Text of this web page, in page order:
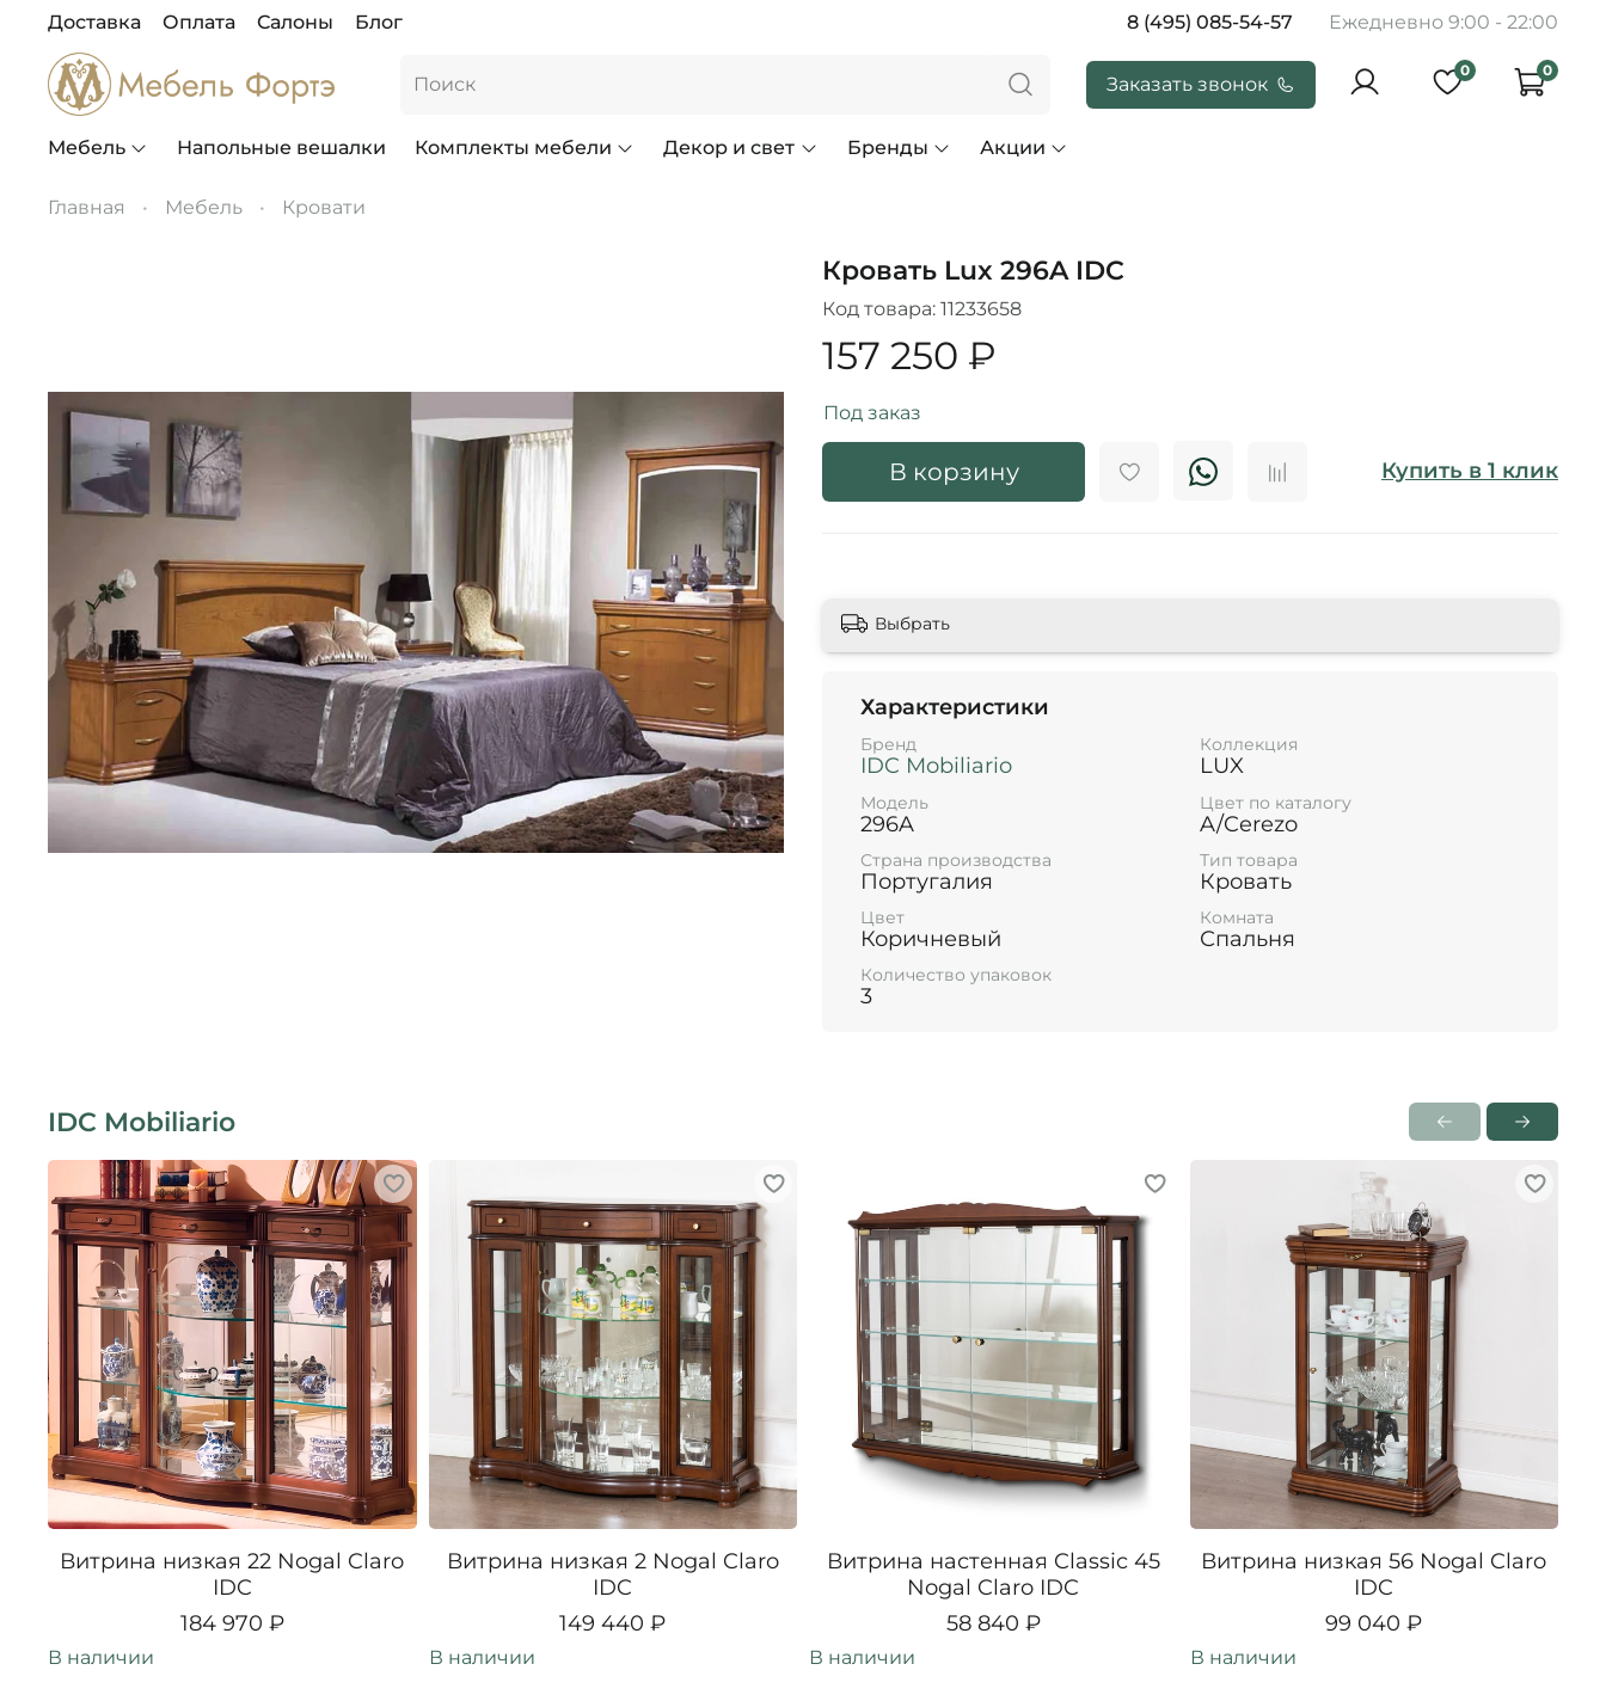
Доставка Оплата Салоны Блог 8 (495) 085-54-57 Ежедневно 9:00 - 22:00
Заказать звонок
0 0
Мебель Напольные вешалки Комплекты мебели Декор и свет Бренды Акции
Главная Мебель Кровати
Кровать Lux 296A IDC
Код товара: 11233658
157 250 ₽
В корзину Купить в 1 клик
Под заказ
Выбрать
Характеристики
Бренд
IDC Mobiliario
Коллекция
LUX
Модель
296A
Цвет по каталогу
A/Cerezo
Страна производства
Португалия
Тип товара
Кровать
Цвет
Коричневый
Комната
Спальня
Количество упаковок
3
IDC Mobiliario
Витрина низкая 22 Nogal Claro
IDC
184 970 ₽
В наличии
Витрина низкая 2 Nogal Claro
IDC
149 440 ₽
В наличии
Витрина настенная Classic 45
Nogal Claro IDC
58 840 ₽
В наличии
Витрина низкая 56 Nogal Claro
IDC
99 040 ₽
В наличии